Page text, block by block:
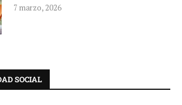
7 marzo, 2026
SOCIAL